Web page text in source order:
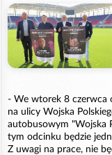
- We wtorek 8 czerwca
na ulicy Wojska
autobusowym "Wojska
tym odcinku będzie
Z uwagi na prace, nie